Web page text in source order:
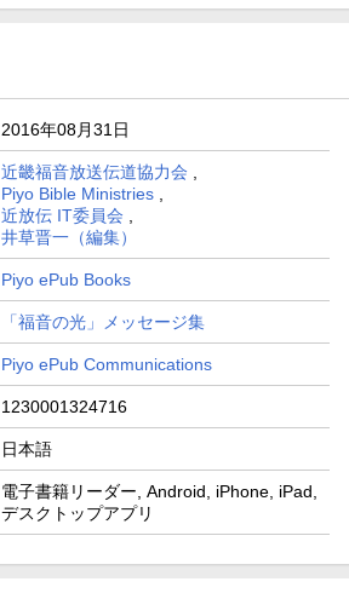
2016年08月31日
近畿福音放送伝道協力会 ,
Piyo Bible Ministries,
近放伝 IT委員会 ,
井草晋一（編集）
Piyo ePub Books
「福音の光」メッセージ集
Piyo ePub Communications
1230001324716
日本語
電子書籍リーダー, Android, iPhone, iPad,
デスクトップアプリ